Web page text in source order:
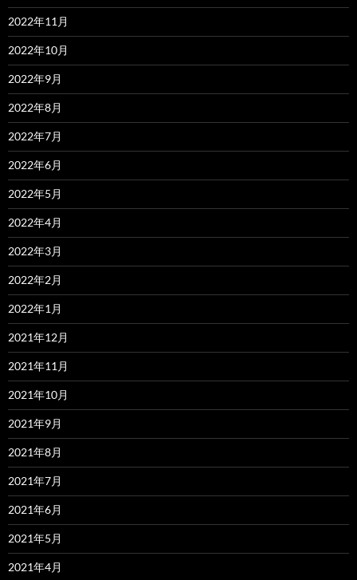
2022年11月
2022年10月
2022年9月
2022年8月
2022年7月
2022年6月
2022年5月
2022年4月
2022年3月
2022年2月
2022年1月
2021年12月
2021年11月
2021年10月
2021年9月
2021年8月
2021年7月
2021年6月
2021年5月
2021年4月